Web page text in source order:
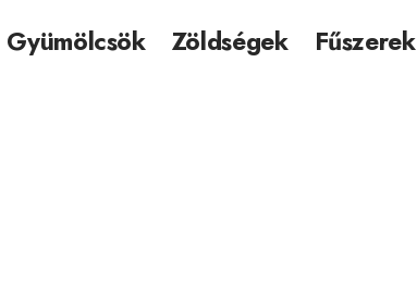
Gyümölcsök Zöldségek Fűszerek